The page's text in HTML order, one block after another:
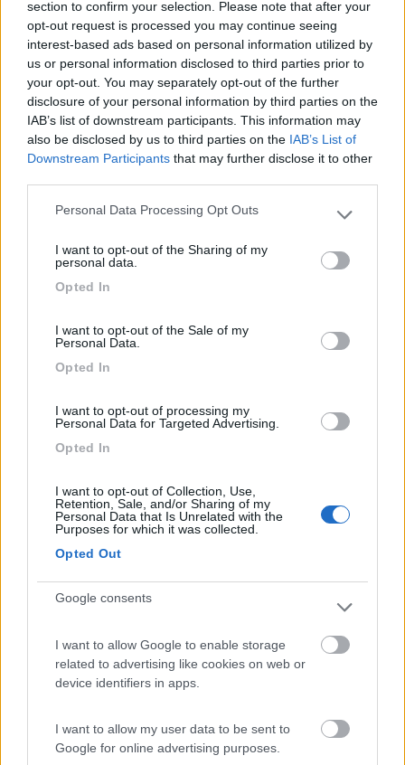
section to confirm your selection. Please note that after your
opt-out request is processed you may continue seeing
interest-based ads based on personal information utilized by
us or personal information disclosed to third parties prior to
your opt-out. You may separately opt-out of the further
disclosure of your personal information by third parties on the
IAB’s list of downstream participants. This information may
also be disclosed by us to third parties on the IAB’s List of
Downstream Participants that may further disclose it to other
Please note that this website/app uses one or more Google
not limited to your visit or usage behaviour. You may click to
use your data for below specified purposes in below Google
Personal Data Processing Opt Outs
I want to opt-out of the Sharing of my
personal data.
Opted In
I want to opt-out of the Sale of my
Personal Data.
Opted In
I want to opt-out of processing my
Personal Data for Targeted Advertising.
Opted In
I want to opt-out of Collection, Use,
Retention, Sale, and/or Sharing of my
Personal Data that Is Unrelated with the
Purposes for which it was collected.
Opted Out
Google consents
I want to allow Google to enable storage
related to advertising like cookies on web or
device identifiers in apps.
I want to allow my user data to be sent to
Google for online advertising purposes.
www.iz4dji.it
LukeS
61
Inserito il12/11/2017 alle:15:24:41
In risposta al messaggio diIZ4DJIdel12/11/2017 09:06:10
Di solito dalla cellula vanno solo due fili nel vano motore. - Un filo
abbastanza grosso collegato al positivo della BM con interposto un
fusibile da 50A e che va alla centralina e che serve per la ricarica della
...
gli ho fatto riattaccare i fili, ma ora mi son accorto che il frigo a
accoppiate, ma va a gas, credo che i due fili li abbia attaccati
male...uno sicuramente
IZ4DJI
58914
Inserito il12/11/2017
In risposta al messaggio diLukeSdel12/11/2017alle15:24:41
riattaccare i fili, ma ora mi son accorto che il frigo a motore in moto non
va a batteria, compare il simbolo batterie accoppiate, ma va a gas, credo
che i due fili li abbia attaccati male...uno sicuramente
camioncino, ma spesso non ha la minima idea di cosa è
l'impianto di un camper e come funziona, cioè la parte aggiunta
dall allestitore.